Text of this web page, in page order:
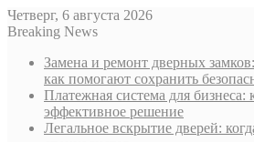
Четверг, 6 августа 2026
Breaking News
Замена и ремонт дверных
как помогают сохранить
Платежная система для бизнеса:
эффективное решение
Легальное вскрытие дверей: